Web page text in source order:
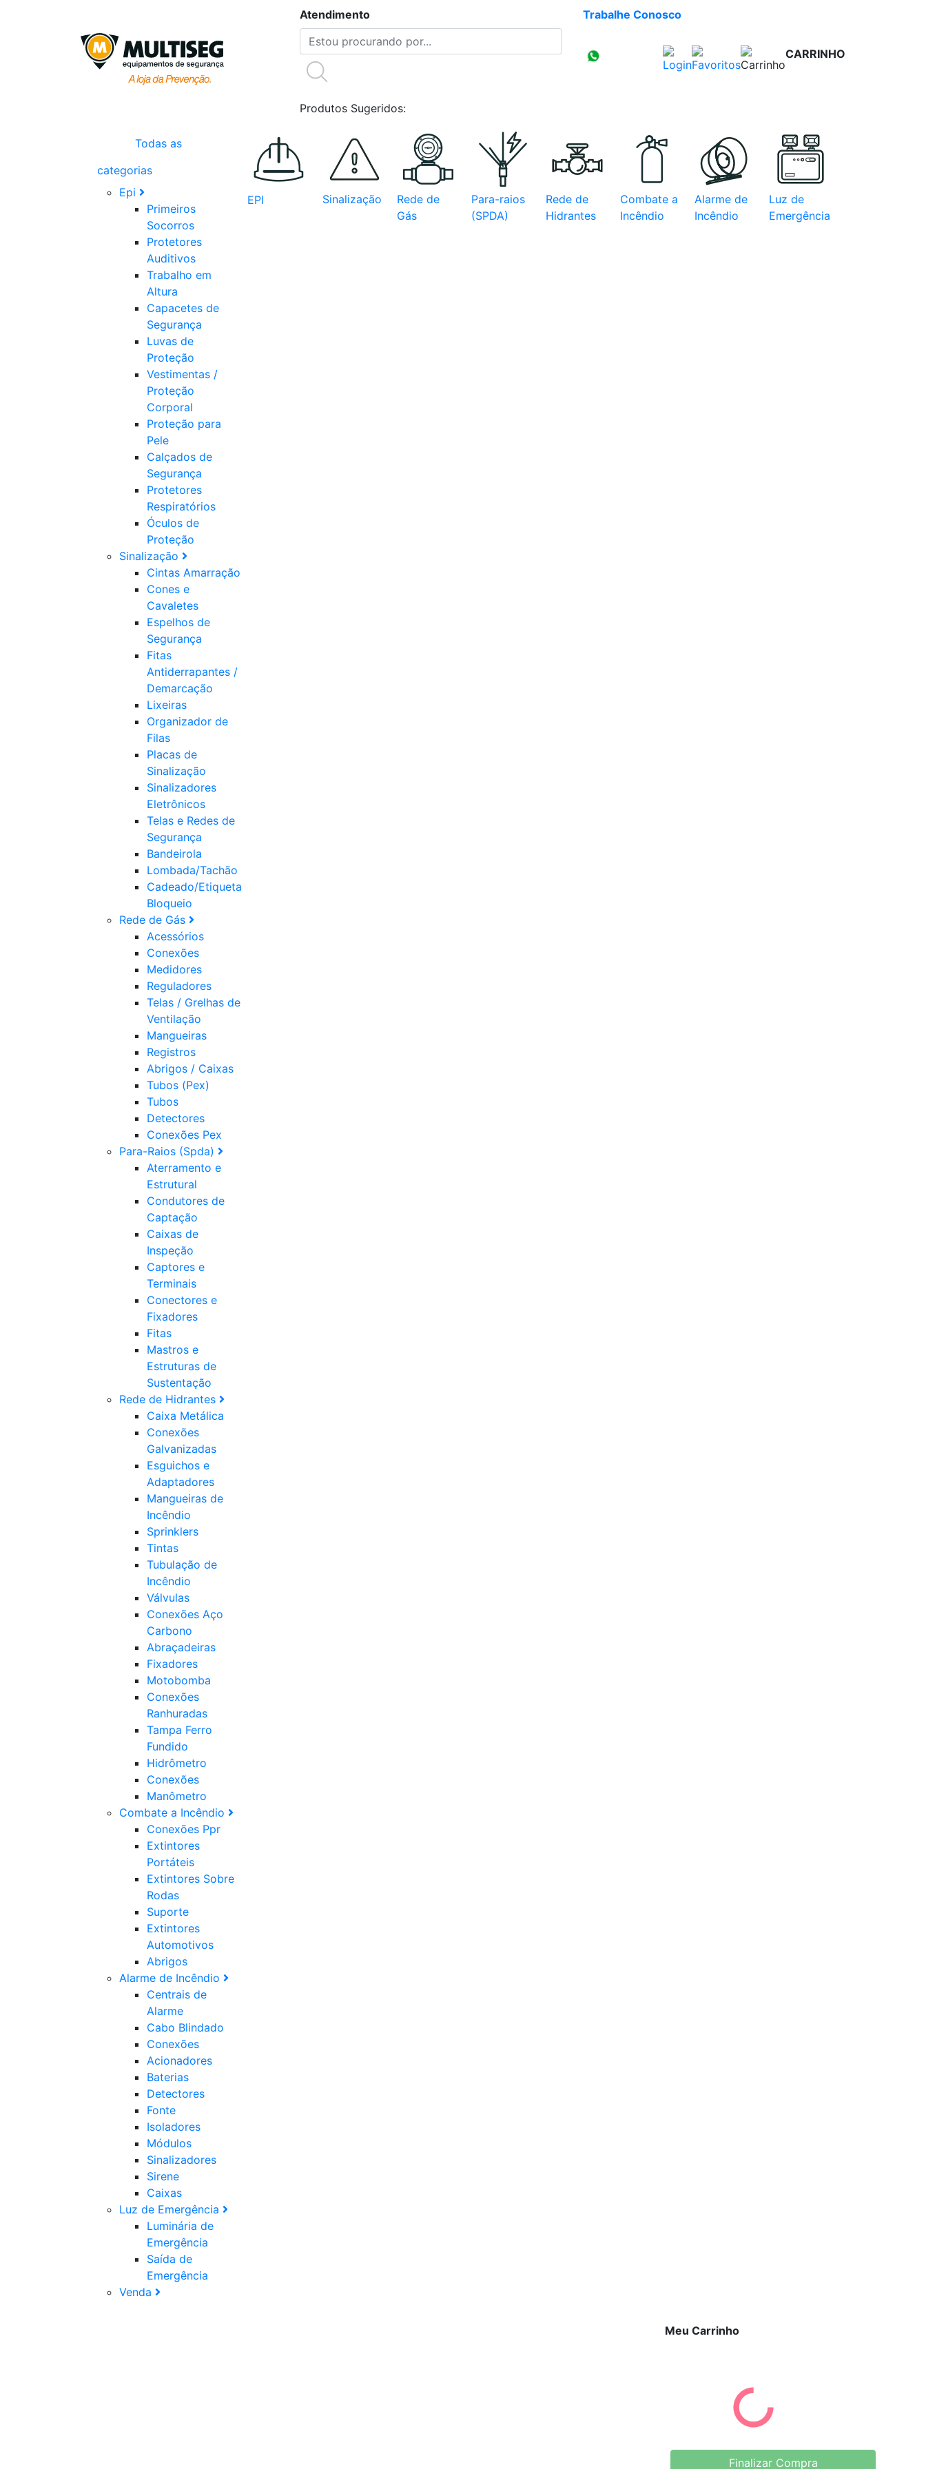
Atendimento Trabalhe Conosco
Produtos Sugeridos:
CARRINHO
Todas as
categorias
Epi
Primeiros
Socorros
Protetores
Auditivos
Trabalho em
Altura
Capacetes de
Segurança
Luvas de
Proteção
Vestimentas /
Proteção
Corporal
Proteção para
Pele
Calçados de
Segurança
Protetores
Respiratórios
Óculos de
Proteção
Sinalização
Cintas Amarração
Cones e
Cavaletes
Espelhos de
Segurança
Fitas
Antiderrapantes /
Demarcação
Lixeiras
Organizador de
Filas
Placas de
Sinalização
Sinalizadores
Eletrônicos
Telas e Redes de
Segurança
Bandeirola
Lombada/Tachão
Cadeado/Etiqueta
Bloqueio
Rede de Gás
Acessórios
Conexões
Medidores
Reguladores
Telas / Grelhas de
Ventilação
Mangueiras
Registros
Abrigos / Caixas
Tubos (Pex)
Tubos
Detectores
Conexões Pex
Para-Raios (Spda)
Aterramento e
Estrutural
Condutores de
Captação
Caixas de
Inspeção
Captores e
Terminais
Conectores e
Fixadores
Fitas
Mastros e
Estruturas de
Sustentação
Rede de Hidrantes
Caixa Metálica
Conexões
Galvanizadas
Esguichos e
Adaptadores
Mangueiras de
Incêndio
Sprinklers
Tintas
Tubulação de
Incêndio
Válvulas
Conexões Aço
Carbono
Abraçadeiras
Fixadores
Motobomba
Conexões
Ranhuradas
Tampa Ferro
Fundido
Hidrômetro
Conexões
Manômetro
Combate a Incêndio
Conexões Ppr
Extintores
Portáteis
Extintores Sobre
Rodas
Suporte
Extintores
Automotivos
Abrigos
Alarme de Incêndio
Centrais de
Alarme
Cabo Blindado
Conexões
Acionadores
Baterias
Detectores
Fonte
Isoladores
Módulos
Sinalizadores
Sirene
Caixas
Luz de Emergência
Luminária de
Emergência
Saída de
Emergência
Venda
EPI Sinalização
Rede de
Gás
Para-raios
(SPDA)
Rede de
Hidrantes
Combate a
Incêndio
Alarme de
Incêndio
Luz de
Emergência
Meu Carrinho
Finalizar Compra